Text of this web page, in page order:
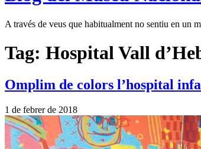
A través de veus que habitualment no sentiu en un
Tag: Hospital Vall
Omplim de colors l’hospital
1 de febrer de 2018